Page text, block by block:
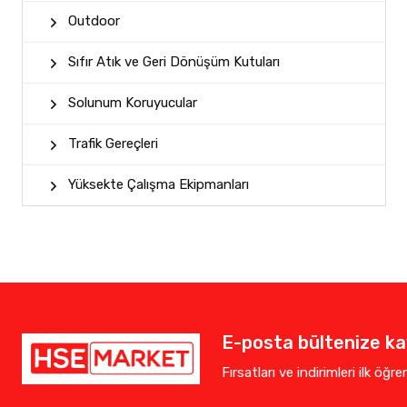
Outdoor
Sıfır Atık ve Geri Dönüşüm Kutuları
Solunum Koruyucular
Trafik Gereçleri
Yüksekte Çalışma Ekipmanları
E-posta bültenize
Fırsatları ve indirimleri ilk